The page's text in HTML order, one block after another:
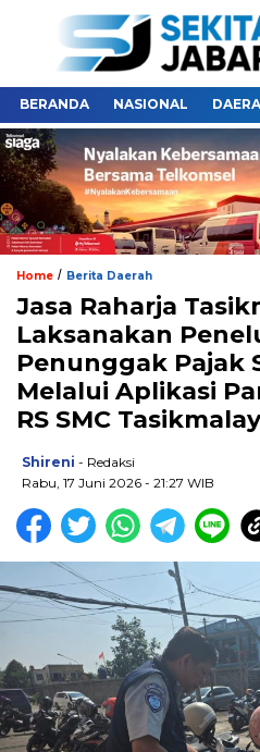
BERANDA NASIONAL
Home / Berita Daerah
Jasa Raharja
Laksanakan
Penunggak Pajak
Melalui Aplikasi
RS SMC
Shireni - Redaksi
Rabu, 17 Juni 2026 - 21:27 WIB